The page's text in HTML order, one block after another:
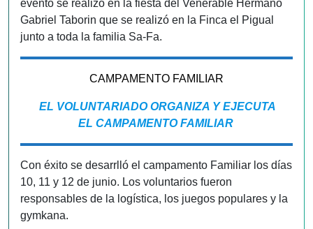
evento se realizó en la fiesta del Venerable Hermano
Gabriel Taborin que se realizó en la Finca el Pigual
junto a toda la familia Sa-Fa.
CAMPAMENTO FAMILIAR
EL VOLUNTARIADO ORGANIZA Y EJECUTA
EL CAMPAMENTO FAMILIAR
Con éxito se desarrlló el campamento Familiar los días
10, 11 y 12 de junio. Los voluntarios fueron
responsables de la logística, los juegos populares y la
gymkana.